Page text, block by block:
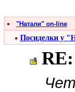
"Натали" on-line
Посиделки у